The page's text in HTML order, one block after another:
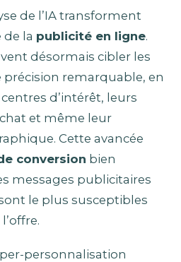
de l’IA transforment
la publicité en ligne.
désormais cibler les
précision remarquable, en
d’intérêt, leurs
et même leur
Cette avancée
conversion bien
messages publicitaires
le plus susceptibles
personnalisation